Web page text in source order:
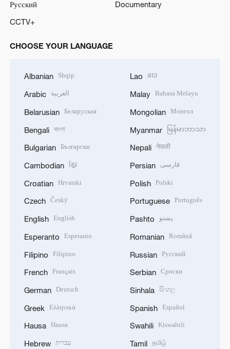
Русский
Documentary
CCTV+
CHOOSE YOUR LANGUAGE
Albanian Shqip
Arabic العربية
Belarusian Беларуская
Bengali বাংলা
Bulgarian Български
Cambodian ខ្មែរ
Croatian Hrvatski
Czech Český
English English
Esperanto Esperanto
Filipino Filipino
French Français
German Deutsch
Greek Ελληνικά
Hausa Hausa
Hebrew עברית
Lao ລາວ
Malay Bahasa Melayu
Mongolian Монгол
Myanmar မြန်မာဘာသာ
Nepali नेपाली
Persian فارسی
Polish Polski
Portuguese Português
Pashto پښتو
Romanian Română
Russian Русский
Serbian Српски
Sinhala සිංහල
Spanish Español
Swahili Kiswahili
Tamil தமிழ்